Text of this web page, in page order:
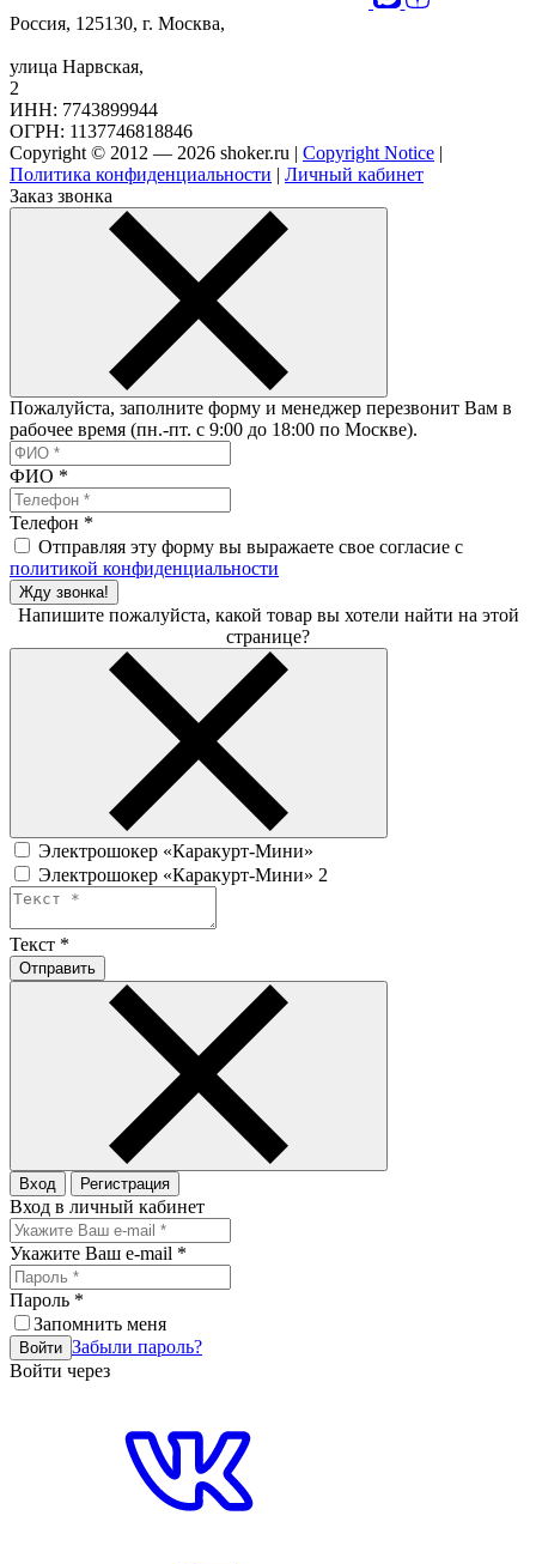
Россия, 125130, г. Москва,
улица Нарвская,
2
ИНН: 7743899944
ОГРН: 1137746818846
Copyright © 2012 — 2026 shoker.ru | Copyright Notice |
Политика конфиденциальности | Личный кабинет
Заказ звонка
Пожалуйста, заполните форму и менеджер перезвонит Вам в
рабочее время (пн.-пт. с 9:00 до 18:00 по Москве).
ФИО *
Телефон *
Отправляя эту форму вы выражаете свое согласие с
политикой конфиденциальности
Жду звонка!
Напишите пожалуйста, какой товар вы хотели найти на этой
странице?
Электрошокер «Каракурт-Мини»
Электрошокер «Каракурт-Мини» 2
Текст *
Отправить
Вход Регистрация
Вход в личный кабинет
Укажите Ваш e-mail *
Пароль *
Запомнить меня
Войти Забыли пароль?
Войти через